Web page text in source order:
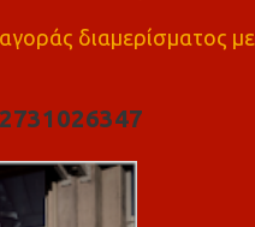
διαμερίσματος με